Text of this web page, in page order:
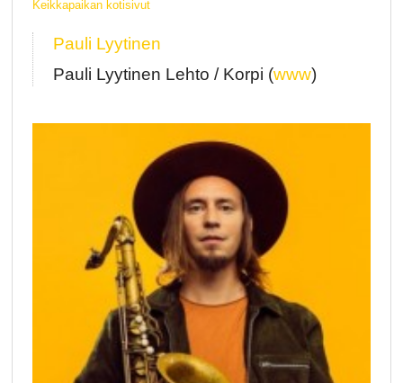
Keikkapaikan kotisivut
Pauli Lyytinen
Pauli Lyytinen Lehto / Korpi (www)